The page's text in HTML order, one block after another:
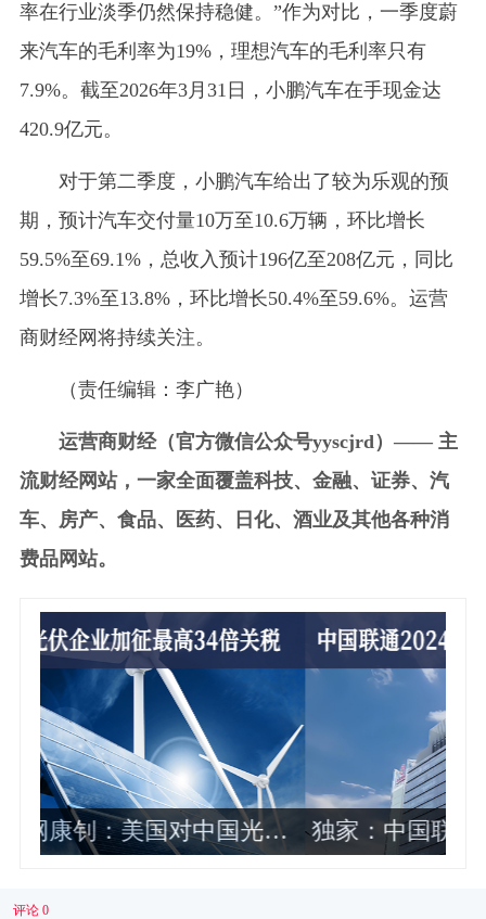
率在行业淡季仍然保持稳健。”作为对比，一季度蔚
来汽车的毛利率为19%，理想汽车的毛利率只有
7.9%。截至2026年3月31日，小鹏汽车在手现金达
420.9亿元。
对于第二季度，小鹏汽车给出了较为乐观的预
期，预计汽车交付量10万至10.6万辆，环比增长
59.5%至69.1%，总收入预计196亿至208亿元，同比
增长7.3%至13.8%，环比增长50.4%至59.6%。运营
商财经网将持续关注。
（责任编辑：李广艳）
运营商财经（官方微信公众号yyscjrd）—— 主
流财经网站，一家全面覆盖科技、金融、证券、汽
车、房产、食品、医药、日化、酒业及其他各种消
费品网站。
独家：中国联通2024年各省公司政企
评论 0